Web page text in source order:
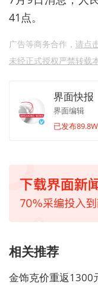
41点。
广告等商务合作， 请点
未经正式授权严禁转载
界面快报
界面编辑
已发布
相关推荐
金饰克价重返1300